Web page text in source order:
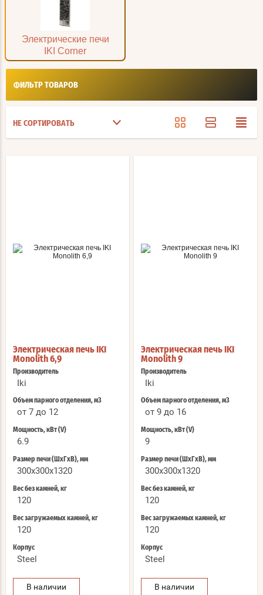
Электрические печи
IKI Corner
Электрическая печь IKI
Monolith 6,9
Производитель
Iki
Объем парного отделения, м3
от 7 до 12
Мощность, кВт (V)
6.9
Размер печи (ШхГхВ), мм
300x300x1320
Вес без камней, кг
120
Вес загружаемых камней, кг
120
Корпус
Steel
В наличии
Электрическая печь IKI
Monolith 9
Производитель
Iki
Объем парного отделения, м3
от 9 до 16
Мощность, кВт (V)
9
Размер печи (ШхГхВ), мм
300x300x1320
Вес без камней, кг
120
Вес загружаемых камней, кг
120
Корпус
Steel
В наличии
ФИЛЬТР ТОВАРОВ
НЕ СОРТИРОВАТЬ